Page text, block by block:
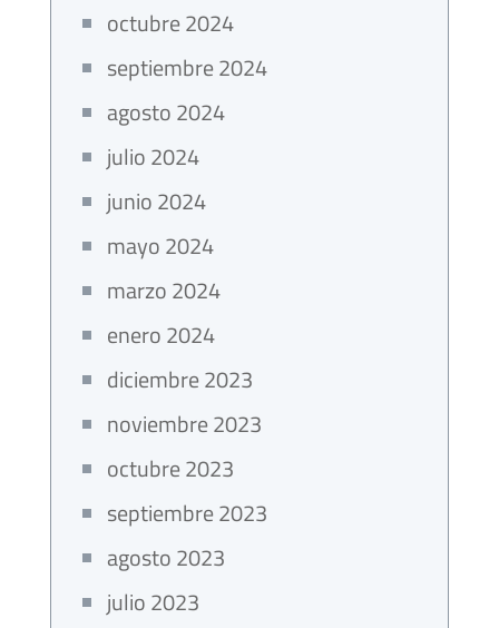
octubre 2024
septiembre 2024
agosto 2024
julio 2024
junio 2024
mayo 2024
marzo 2024
enero 2024
diciembre 2023
noviembre 2023
octubre 2023
septiembre 2023
agosto 2023
julio 2023